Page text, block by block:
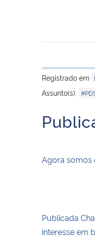
Registrado em
Assunto(s):
Agora somos
Publicada
interesse em